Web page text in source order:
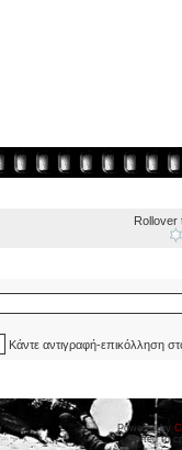
Rollover
Κάντε αντιγραφή-επικόλληση
Powered by
Ported to